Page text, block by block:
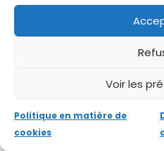
Voir les
Politique en matière de
cookies
d’
quelques conseils
budget de votre
Déterminez un
fonction de vos
ressources